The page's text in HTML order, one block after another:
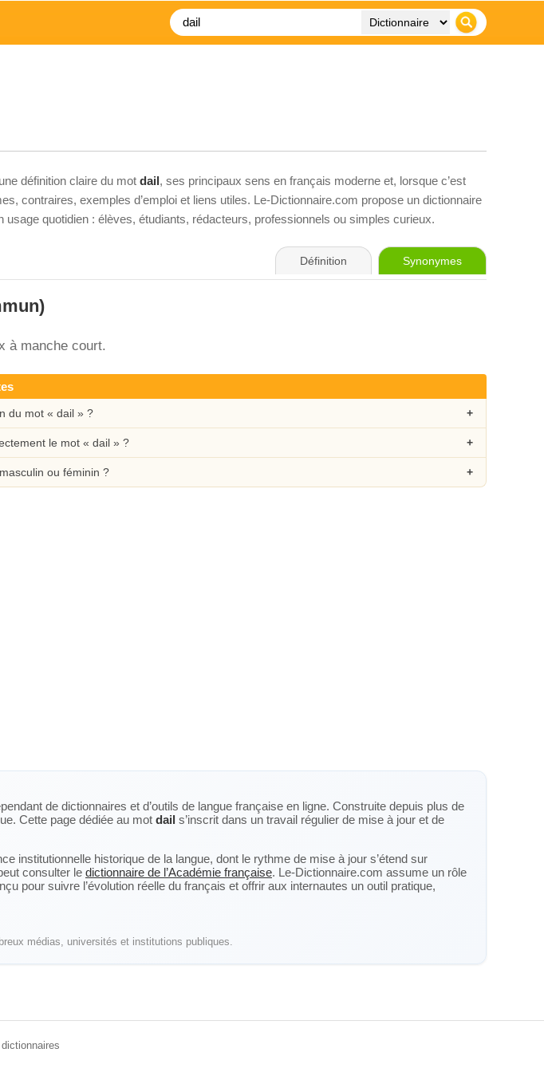
définition claire du mot dail, ses principaux sens en français moderne et, lorsque c’est
contraires, exemples d’emploi et liens utiles. Le-Dictionnaire.com propose un dictionnaire
usage quotidien : élèves, étudiants, rédacteurs, professionnels ou simples curieux.
Définition Synonymes
à manche court.
du mot « dail » ?
le mot « dail » ?
ou féminin ?
de dictionnaires et d’outils de langue française en ligne. Construite depuis plus de
Cette page dédiée au mot dail s’inscrit dans un travail régulier de mise à jour et de
institutionnelle historique de la langue, dont le rythme de mise à jour s’étend sur
consulter le dictionnaire de l’Académie française. Le-Dictionnaire.com assume un rôle
pour suivre l’évolution réelle du français et offrir aux internautes un outil pratique,
médias, universités et institutions publiques.